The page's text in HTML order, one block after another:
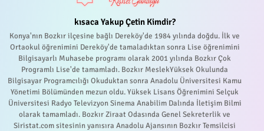
kısaca Yakup Çetin Kimdir?
Konya'nın Bozkır ilçesine bağlı Dereköy'de 1984 yılında doğdu. İlk ve
Ortaokul öğrenimini Dereköy'de tamaladıktan sonra Lise öğrenimini
Bilgisayarlı Muhasebe programı olarak 2001 yılında Bozkır Çok
Programlı Lise'de tamamladı. Bozkır MeslekYüksek Okulunda
Bilgisayar Programcılığı Okuduktan sonra Anadolu Üniversitesi Kamu
Yönetimi Bölümünden mezun oldu. Yüksek Lisans Öğrenimini Selçuk
Üniversitesi Radyo Televizyon Sinema Anabilim Dalında İletişim Bilmi
olarak tamamladı. Bozkır Ziraat Odasında Genel Sekreterlik ve
Siristat.com sitesinin yanısıra Anadolu Ajansının Bozkır Temsilcisi